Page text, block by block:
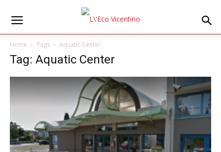
Home Tags Aquatic Center
Tag: Aquatic Center